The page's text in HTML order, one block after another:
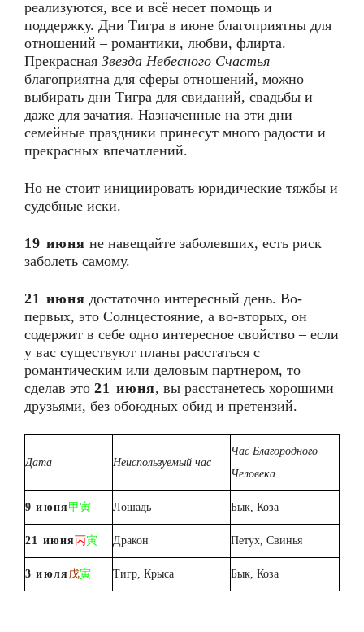
реализуются, все и всё несет помощь и
поддержку. Дни Тигра в июне благоприятны для
отношений – романтики, любви, флирта.
Прекрасная Звезда Небесного Счастья
благоприятна для сферы отношений, можно
выбирать дни Тигра для свиданий, свадьбы и
даже для зачатия. Назначенные на эти дни
семейные праздники принесут много радости и
прекрасных впечатлений.
Но не стоит инициировать юридические тяжбы и
судебные иски.
19 июня не навещайте заболевших, есть риск
заболеть самому.
21 июня достаточно интересный день. Во-
первых, это Солнцестояние, а во-вторых, он
содержит в себе одно интересное свойство – если
у вас существуют планы расстаться с
романтическим или деловым партнером, то
сделав это 21 июня, вы расстанетесь хорошими
друзьями, без обоюдных обид и претензий.
Дата Неиспользуемый час
Час Благородного
Человека
9 июня 甲寅 Лошадь Бык, Коза
21 июня丙寅 Дракон Петух, Свинья
3 июля 戊寅 Тигр, Крыса Бык, Коза